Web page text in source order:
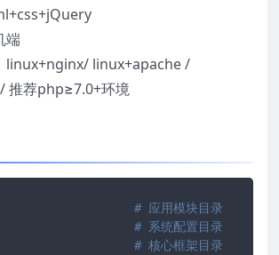
端
linux+nginx/ linux+apache /
推荐php≥7.0+环境
apps/ # 应用模块目录
config/ # 系统配置目录
core/ # 核心框架目录